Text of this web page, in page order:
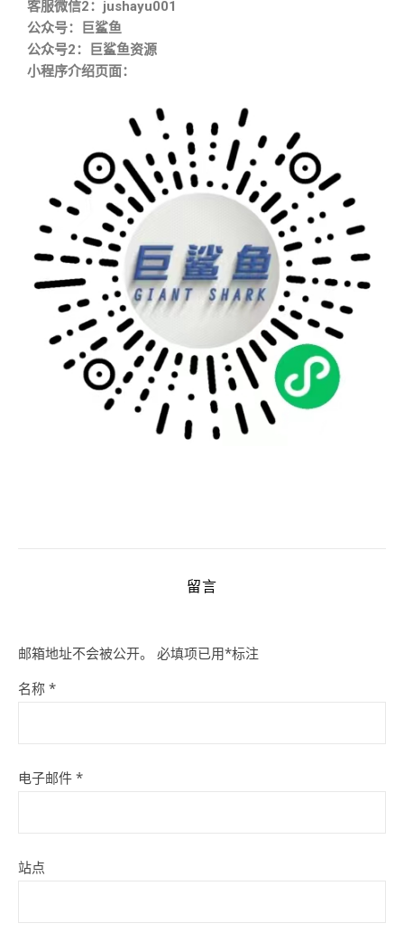
客服微信2：jushayu001
公众号：巨鲨鱼
公众号2：巨鲨鱼资源
小程序介绍页面：
留言
邮箱地址不会被公开。 必填项已用*标注
名称 *
电子邮件 *
站点